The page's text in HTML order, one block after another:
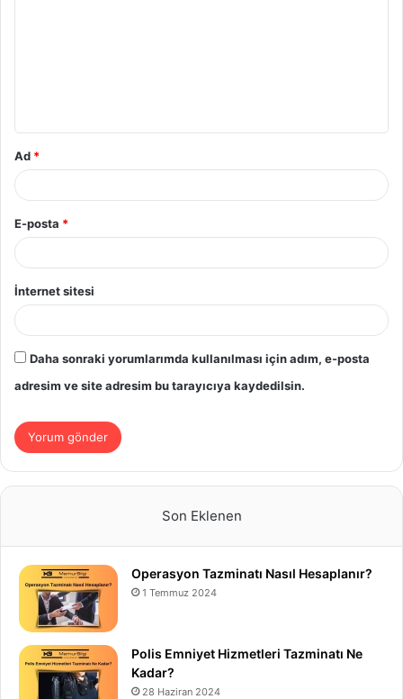
Ad *
E-posta *
İnternet sitesi
Daha sonraki yorumlarımda kullanılması için adım, e-posta
adresim ve site adresim bu tarayıcıya kaydedilsin.
Son Eklenen
Operasyon Tazminatı Nasıl Hesaplanır?
1 Temmuz 2024
Polis Emniyet Hizmetleri Tazminatı Ne
Kadar?
28 Haziran 2024